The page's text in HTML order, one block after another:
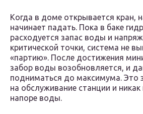
Когда в доме открывается кран,
начинает падать. Пока в баке
расходуется запас воды и
критической точки, система не
«партию». После достижения
забор воды возобновляется, и
подниматься до максимума. Это
на обслуживание станции и никак
напоре воды.